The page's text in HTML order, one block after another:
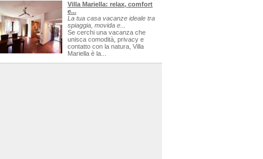
Villa Mariella: relax, comfort
e...
La tua casa vacanze ideale tra
spiaggia, movida e...
Se cerchi una vacanza che
unisca comodità, privacy e
contatto con la natura, Villa
Mariella è la...